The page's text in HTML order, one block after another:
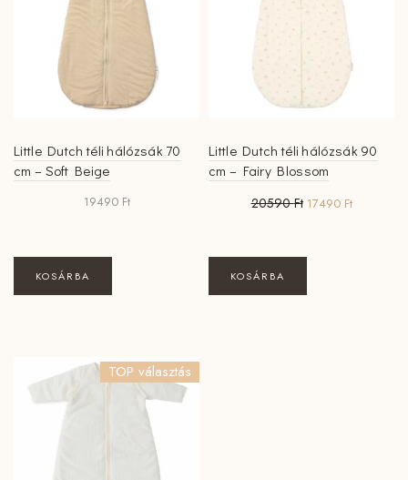
Little Dutch téli hálózsák 70
cm – Soft Beige
19490 Ft
KOSÁRBA
Little Dutch téli hálózsák 90
cm – Fairy Blossom
20590Ft Original
20590 Ft.
17490 FtCurrent
KOSÁRBA
TOP választás